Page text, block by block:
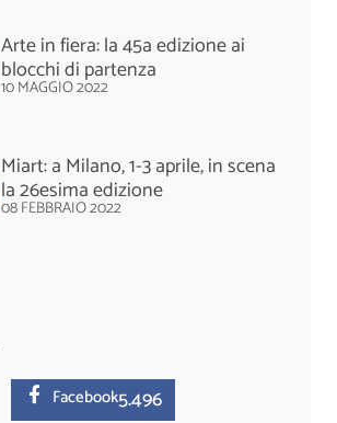
Arte in fiera: la 45a edizione ai
blocchi di partenza
10 MAGGIO 2022
Miart: a Milano, 1-3 aprile, in scena
la 26esima edizione
08 FEBBRAIO 2022
Facebook5.496